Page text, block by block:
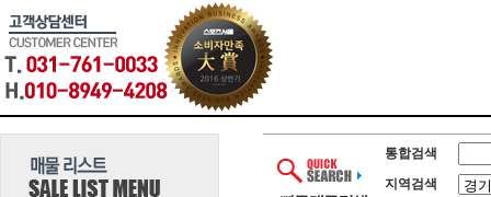
통합검색
지역검색